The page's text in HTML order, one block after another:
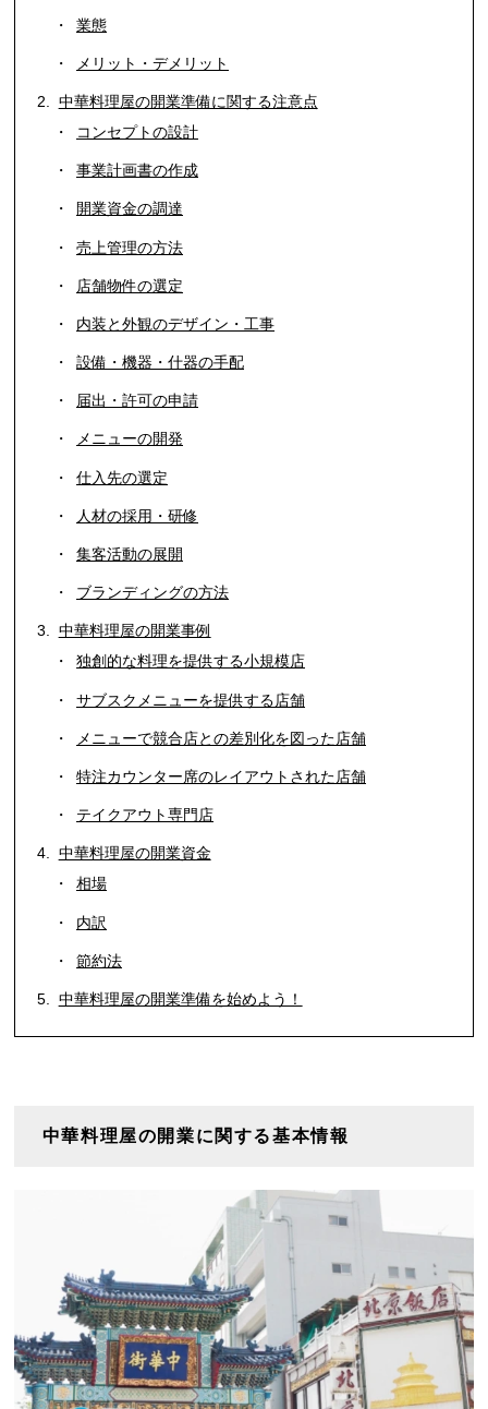
業態
メリット・デメリット
中華料理屋の開業準備に関する注意点
コンセプトの設計
事業計画書の作成
開業資金の調達
売上管理の方法
店舗物件の選定
内装と外観のデザイン・工事
設備・機器・什器の手配
届出・許可の申請
メニューの開発
仕入先の選定
人材の採用・研修
集客活動の展開
ブランディングの方法
中華料理屋の開業事例
独創的な料理を提供する小規模店
サブスクメニューを提供する店舗
メニューで競合店との差別化を図った店舗
特注カウンター席のレイアウトされた店舗
テイクアウト専門店
中華料理屋の開業資金
相場
内訳
節約法
中華料理屋の開業準備を始めよう！
中華料理屋の開業に関する基本情報